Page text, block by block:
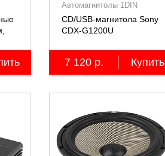
Автомагнитолы 1DIN
CD/USB-магнитола Sony
СDX-G1200U
7 120 р. Купить